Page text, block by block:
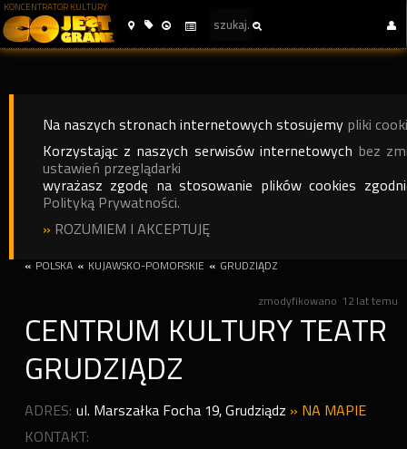
KONCENTRATOR KULTURY
Na naszych stronach internetowych stosujemy pliki
Korzystając z naszych serwisów internetowych bez
ustawień przeglądarki
wyrażasz zgodę na stosowanie plików cookies
Polityką Prywatności.
» ROZUMIEM I AKCEPTUJĘ
« POLSKA « KUJAWSKO-POMORSKIE « GRUDZIĄDZ
zmodyfikowano 12 lat temu
CENTRUM KULTURY TEATR
GRUDZIĄDZ
ADRES: ul. Marszałka Focha 19,Grudziądz » NA MAPIE
KONTAKT: